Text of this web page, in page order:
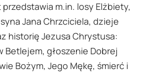
m.in. losy Elżbiety,
Jana Chrzciciela, dzieje
historię Jezusa Chrystusa:
Betlejem, głoszenie Dobrej
Bożym, Jego Mękę, śmierć i